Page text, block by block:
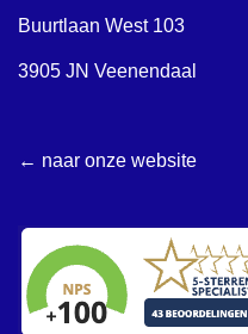
Buurtlaan West 103
3905 JN Veenendaal
← naar onze website